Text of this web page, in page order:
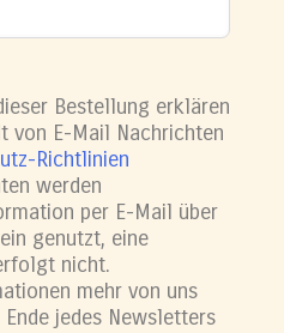
Bestellung erklären
von E-Mail Nachrichten
Richtlinien
werden
per E-Mail über
genutzt, eine
nicht.
mehr von uns
jedes Newsletters